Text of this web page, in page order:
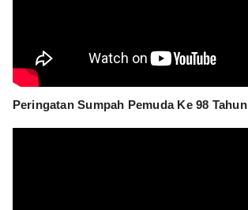
Peringatan Sumpah Pemuda Ke 98 Tahun